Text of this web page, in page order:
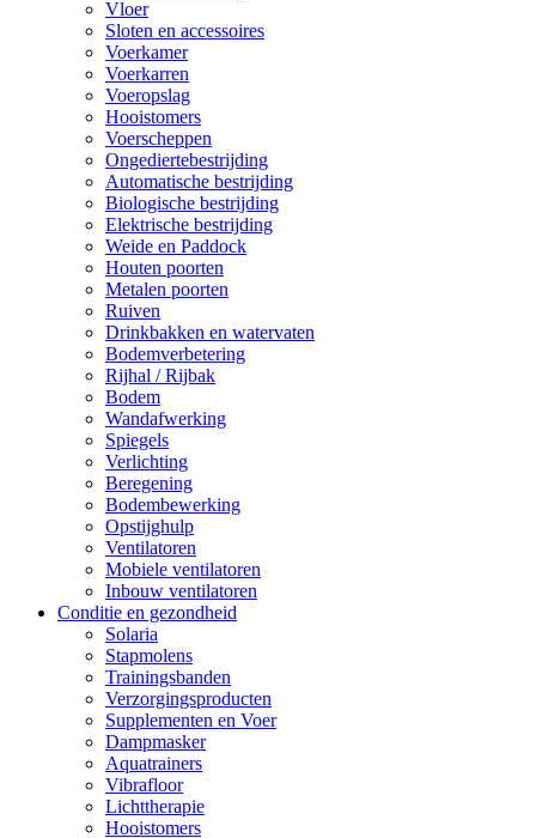
Vloer
Sloten en accessoires
Voerkamer
Voerkarren
Voeropslag
Hooistomers
Voerscheppen
Ongediertebestrijding
Automatische bestrijding
Biologische bestrijding
Elektrische bestrijding
Weide en Paddock
Houten poorten
Metalen poorten
Ruiven
Drinkbakken en watervaten
Bodemverbetering
Rijhal / Rijbak
Bodem
Wandafwerking
Spiegels
Verlichting
Beregening
Bodembewerking
Opstijghulp
Ventilatoren
Mobiele ventilatoren
Inbouw ventilatoren
Conditie en gezondheid
Solaria
Stapmolens
Trainingsbanden
Verzorgingsproducten
Supplementen en Voer
Dampmasker
Aquatrainers
Vibrafloor
Lichttherapie
Hooistomers